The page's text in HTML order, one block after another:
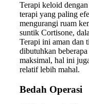
Terapi keloid
terapi yang paling
mengurangi ruam
suntik Cortisone,
Terapi ini aman dan
dibutuhkan
maksimal, hal ini
relatif lebih mahal.
Bedah Operasi